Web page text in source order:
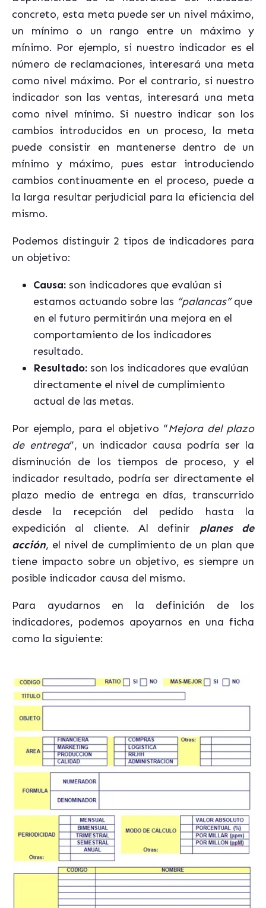
concreto, esta meta puede ser un nivel máximo,
un mínimo o un rango entre un máximo y
mínimo. Por ejemplo, si nuestro indicador es el
número de reclamaciones, interesará una meta
como nivel máximo. Por el contrario, si nuestro
indicador son las ventas, interesará una meta
como nivel mínimo. Si nuestro indicar son los
cambios introducidos en un proceso, la meta
puede consistir en mantenerse dentro de un
mínimo y máximo, pues estar introduciendo
cambios continuamente en el proceso, puede a
la larga resultar perjudicial para la eficiencia del
mismo.
Podemos distinguir 2 tipos de indicadores para
un objetivo:
Causa: son indicadores que evalúan si
estamos actuando sobre las “palancas”que
en el futuro permitirán una mejora en el
comportamiento de los indicadores
resultado.
Resultado: son los indicadores que evalúan
directamente el nivel de cumplimiento
actual de las metas.
Por ejemplo, para el objetivo “Mejora del plazo
de entrega”, un indicador causa podría ser la
disminución de los tiempos de proceso, y el
indicador resultado, podría ser directamente el
plazo medio de entrega en días, transcurrido
desde la recepción del pedido hasta la
expedición al cliente. Al definir planes de
acción, el nivel de cumplimiento de un plan que
tiene impacto sobre un objetivo, es siempre un
posible indicador causa del mismo.
Para ayudarnos en la definición de los
indicadores, podemos apoyarnos en una ficha
como la siguiente: